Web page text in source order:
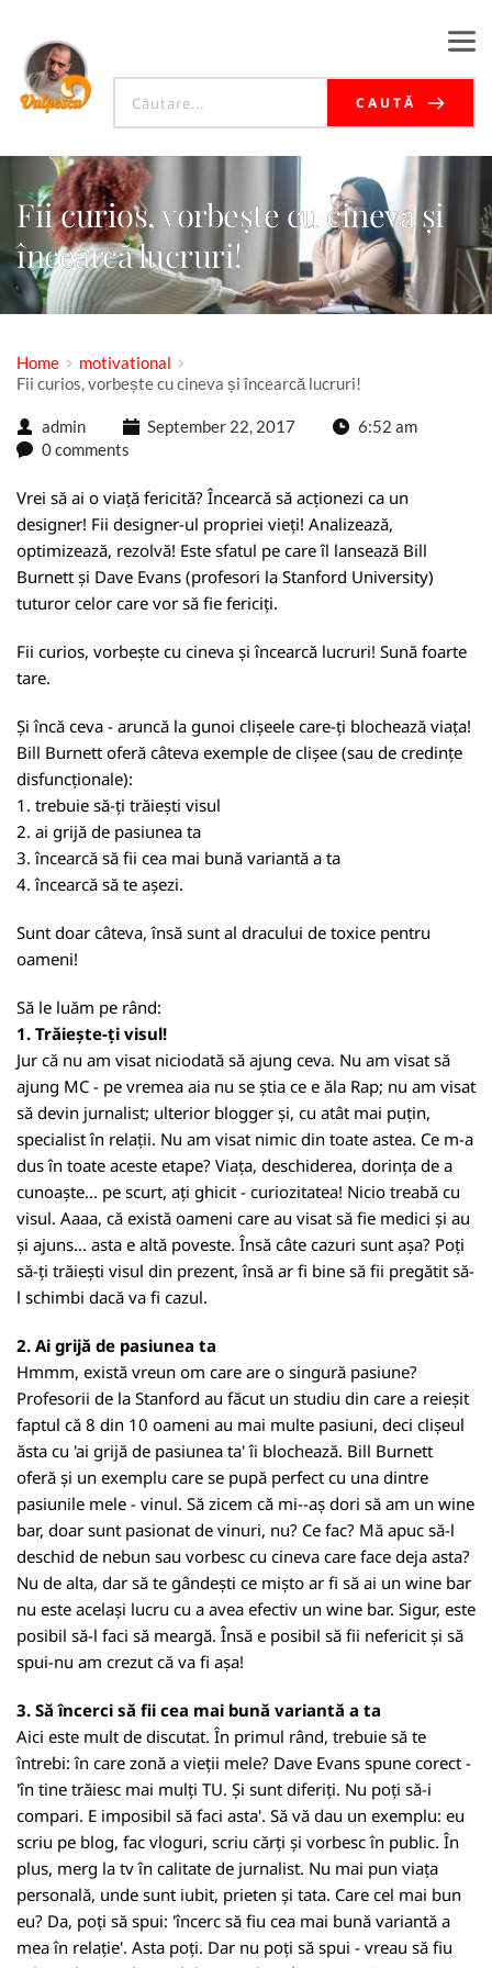
CAUTĂ
Fii curios, vorbește cu cineva și
încearcă lucruri!
Home
motivational
Fii curios, vorbește cu cineva și încearcă lucruri!
admin September 22, 2017
6:52 am
0 comments
Vrei să ai o viață fericită? Încearcă să acționezi ca un
designer! Fii designer-ul propriei vieți! Analizează,
optimizează, rezolvă! Este sfatul pe care îl lansează Bill
Burnett și Dave Evans (profesori la Stanford University)
tuturor celor care vor să fie fericiți.
Fii curios, vorbește cu cineva și încearcă lucruri! Sună foarte
tare.
Și încă ceva - aruncă la gunoi clișeele care-ți blochează viața!
Bill Burnett oferă câteva exemple de clișee (sau de credințe
disfuncționale):
1. trebuie să-ți trăiești visul
2. ai grijă de pasiunea ta
3. încearcă să fii cea mai bună variantă a ta
4. încearcă să te așezi.
Sunt doar câteva, însă sunt al dracului de toxice pentru
oameni!
Să le luăm pe rând:
1. Trăiește-ți visul!
Jur că nu am visat niciodată să ajung ceva. Nu am visat să
ajung MC - pe vremea aia nu se știa ce e ăla Rap; nu am visat
să devin jurnalist; ulterior blogger și, cu atât mai puțin,
specialist în relații. Nu am visat nimic din toate astea. Ce m-a
dus în toate aceste etape? Viața, deschiderea, dorința de a
cunoaște... pe scurt, ați ghicit - curiozitatea! Nicio treabă cu
visul. Aaaa, că există oameni care au visat să fie medici și au
și ajuns... asta e altă poveste. Însă câte cazuri sunt așa? Poți
să-ți trăiești visul din prezent, însă ar fi bine să fii pregătit să-
l schimbi dacă va fi cazul.
2. Ai grijă de pasiunea ta
Hmmm, există vreun om care are o singură pasiune?
Profesorii de la Stanford au făcut un studiu din care a reieșit
faptul că 8 din 10 oameni au mai multe pasiuni, deci clișeul
ăsta cu 'ai grijă de pasiunea ta' îi blochează. Bill Burnett
oferă și un exemplu care se pupă perfect cu una dintre
pasiunile mele - vinul. Să zicem că mi--aș dori să am un wine
bar, doar sunt pasionat de vinuri, nu? Ce fac? Mă apuc să-l
deschid de nebun sau vorbesc cu cineva care face deja asta?
Nu de alta, dar să te gândești ce mișto ar fi să ai un wine bar
nu este același lucru cu a avea efectiv un wine bar. Sigur, este
posibil să-l faci să meargă. Însă e posibil să fii nefericit și să
spui-nu am crezut că va fi așa!
3. Să încerci să fii cea mai bună variantă a ta
Aici este mult de discutat. În primul rând, trebuie să te
întrebi: în care zonă a vieții mele? Dave Evans spune corect -
'în tine trăiesc mai mulți TU. Și sunt diferiți. Nu poți să-i
compari. E imposibil să faci asta'. Să vă dau un exemplu: eu
scriu pe blog, fac vloguri, scriu cărți și vorbesc în public. În
plus, merg la tv în calitate de jurnalist. Nu mai pun viața
personală, unde sunt iubit, prieten și tata. Care cel mai bun
eu? Da, poți să spui: 'încerc să fiu cea mai bună variantă a
mea în relație'. Asta poți. Dar nu poți să spui - vreau să fiu